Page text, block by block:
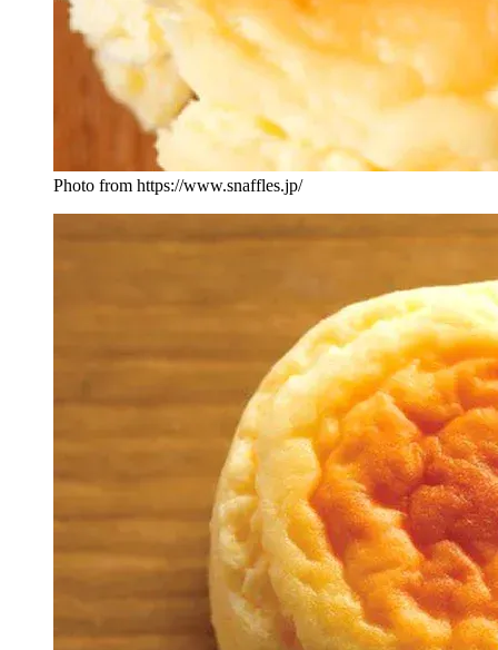
Photo from https://www.snaffles.jp/